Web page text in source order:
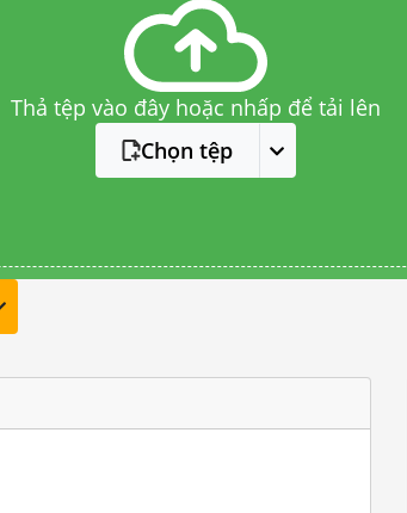
Thả tệp vào đây hoặc nhấp để tải lên
Chọn tệp